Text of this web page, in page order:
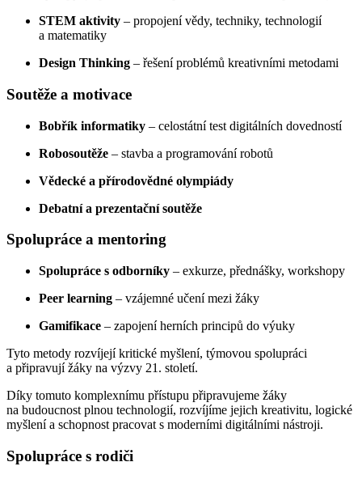
STEM aktivity – propojení vědy, techniky, technologií
a matematiky
Design Thinking – řešení problémů kreativními metodami
Soutěže a motivace
Bobřík informatiky – celostátní test digitálních dovedností
Robosoutěže – stavba a programování robotů
Vědecké a přírodovědné olympiády
Debatní a prezentační soutěže
Spolupráce a mentoring
Spolupráce s odborníky – exkurze, přednášky, workshopy
Peer learning – vzájemné učení mezi žáky
Gamifikace – zapojení herních principů do výuky
Tyto metody rozvíjejí kritické myšlení, týmovou spolupráci
a připravují žáky na výzvy 21. století.
Díky tomuto komplexnímu přístupu připravujeme žáky
na budoucnost plnou technologií, rozvíjíme jejich kreativitu, logické
myšlení a schopnost pracovat s moderními digitálními nástroji.
Spolupráce s rodiči